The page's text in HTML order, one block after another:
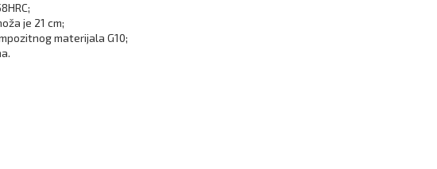
je 21 cm;
materijala G10;